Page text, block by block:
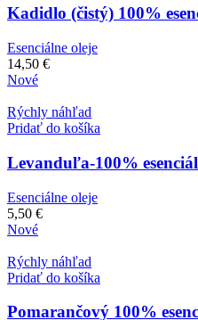
Kadidlo (čistý) 100%
Esenciálne oleje
14,50 €
Nové
Rýchly náhľad
Pridať do košíka
Levanduľa-100%
Esenciálne oleje
5,50 €
Nové
Rýchly náhľad
Pridať do košíka
Pomarančový 100%